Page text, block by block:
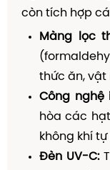
còn tích hợp
Màng lọc
thức ăn, vật
Công nghệ
hòa các
không khí tự
Đèn UV-C: